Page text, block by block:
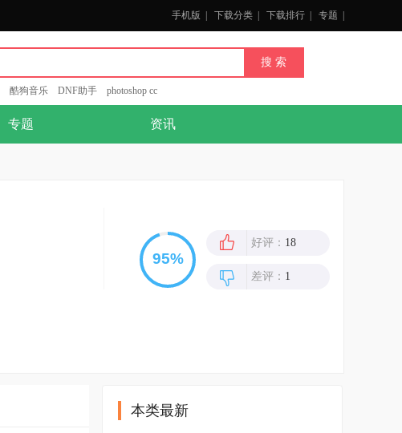
手机版 下载分类 下载排行 专题
酷狗音乐 DNF助手 photoshop cc
专题 资讯
好评： 18
差评： 1
本类最新